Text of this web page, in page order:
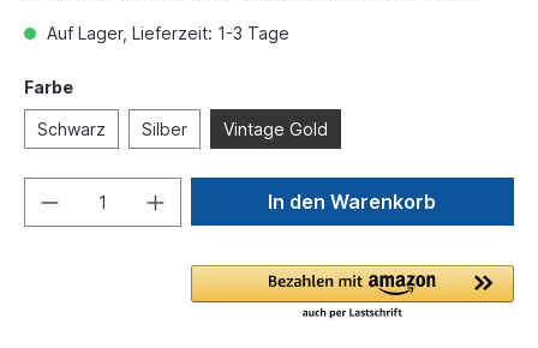
Auf Lager, Lieferzeit: 1-3 Tage
Farbe
Schwarz Silber Vintage Gold
In den Warenkorb